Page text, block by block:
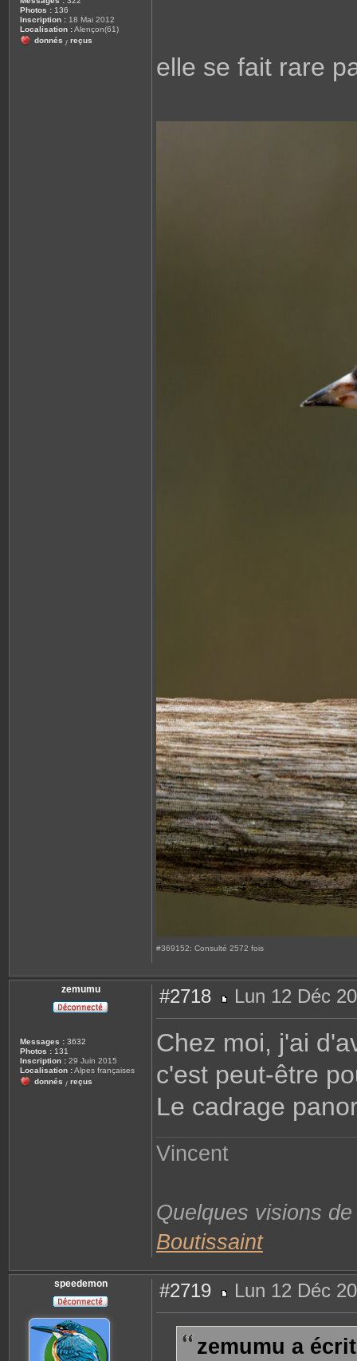
Photos : 136
Inscription : 18 Mai 2012
Localisation :Alençon(61)
donnés / reçus
elle se fait rare
#369152: Consulté 2572 fois
zemumu
Messages : 3632
Photos : 131
Inscription : 29 Juin 2015
Localisation :Alpes françaises
donnés / reçus
#2718
e
Lun 12 Déc
Chez moi, j'ai
c'est peut-être
Le cadrage
Vincent
Quelques visions
Boutissaint
speedemon #2719
e
Lun 12 Déc
zemumu a